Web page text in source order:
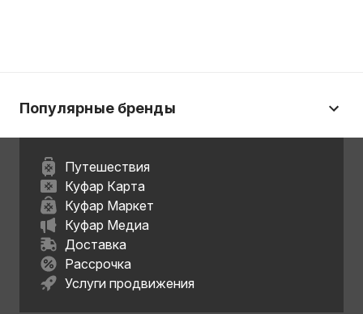
Популярные бренды
Путешествия
Куфар Карта
Куфар Маркет
Куфар Медиа
Доставка
Рассрочка
Услуги продвижения